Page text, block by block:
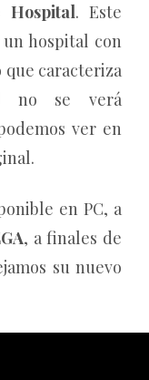
Hospital. Este
hospital con
que caracteriza
no se verá
ver en
en PC, a
, a finales de
su nuevo